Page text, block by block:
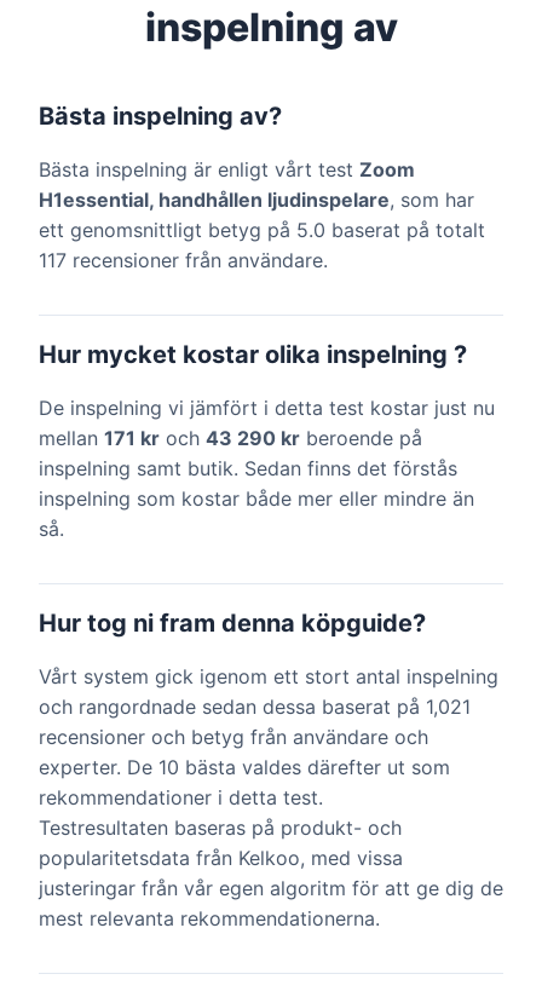
inspelning av
Bästa inspelning av?
Bästa inspelning är enligt vårt test Zoom
H1essential, handhållen ljudinspelare, som har
ett genomsnittligt betyg på 5.0 baserat på totalt
117 recensioner från användare.
Hur mycket kostar olika inspelning ?
De inspelning vi jämfört i detta test kostar just nu
mellan 171 kr och 43 290 kr beroende på
inspelning samt butik. Sedan finns det förstås
inspelning som kostar både mer eller mindre än
så.
Hur tog ni fram denna köpguide?
Vårt system gick igenom ett stort antal inspelning
och rangordnade sedan dessa baserat på 1,021
recensioner och betyg från användare och
experter. De 10 bästa valdes därefter ut som
rekommendationer i detta test.
Testresultaten baseras på produkt- och
popularitetsdata från Kelkoo, med vissa
justeringar från vår egen algoritm för att ge dig de
mest relevanta rekommendationerna.